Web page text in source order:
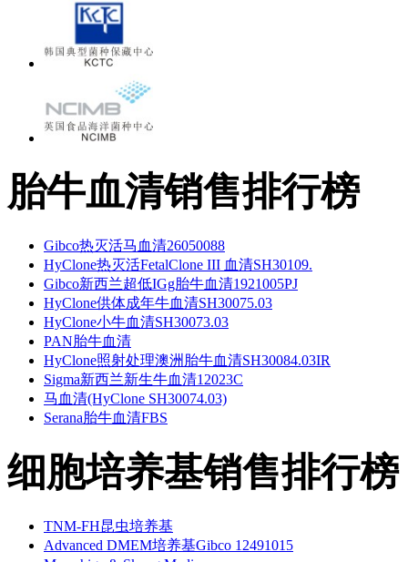
胎牛血清销售排行榜
Gibco热灭活马血清26050088
HyClone热灭活FetalClone III 血清SH30109.
Gibco新西兰超低IGg胎牛血清1921005PJ
HyClone供体成年牛血清SH30075.03
HyClone小牛血清SH30073.03
PAN胎牛血清
HyClone照射处理澳洲胎牛血清SH30084.03IR
Sigma新西兰新生牛血清12023C
马血清(HyClone SH30074.03)
Serana胎牛血清FBS
细胞培养基销售排行榜
TNM-FH昆虫培养基
Advanced DMEM培养基Gibco 12491015